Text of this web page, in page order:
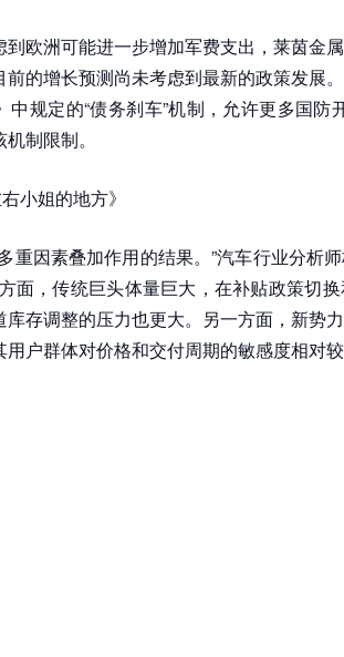
欧洲可能进一步增加军费支出，莱茵金
的增长预测尚未考虑到最新的政策发展
中规定的“债务刹车”机制，允许更多国防
制限制。
小姐的地方》
重因素叠加作用的结果。”汽车行业分析
面，传统巨头体量巨大，在补贴政策切
存调整的压力也更大。另一方面，新势
户群体对价格和交付周期的敏感度相对